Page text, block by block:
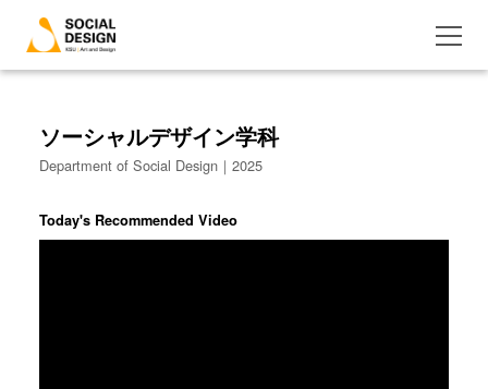
ソーシャルデザイン学科
Department of Social Design｜2025
Today's Recommended Video